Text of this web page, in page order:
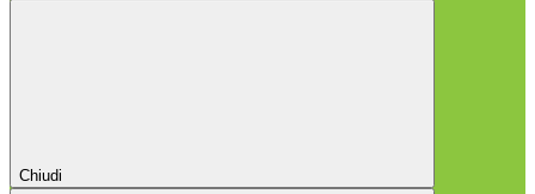
Chiudi